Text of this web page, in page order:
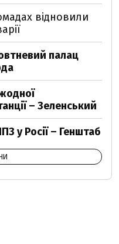
відновили
палац
– Зеленський
у Росії – Генштаб